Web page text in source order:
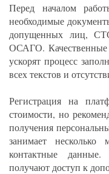
Перед началом
необходимые
допущенных лиц,
ОСАГО. Качественные
ускорят процесс
всех текстов и
Регистрация на
стоимости, но
получения
занимает
контактные данные.
получают доступ к